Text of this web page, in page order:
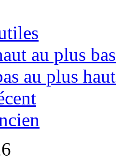
au plus bas
au plus haut